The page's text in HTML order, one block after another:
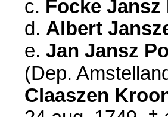
c. Focke Jansz
d. Albert
e.Jan Jansz
(Dep.
Claaszen